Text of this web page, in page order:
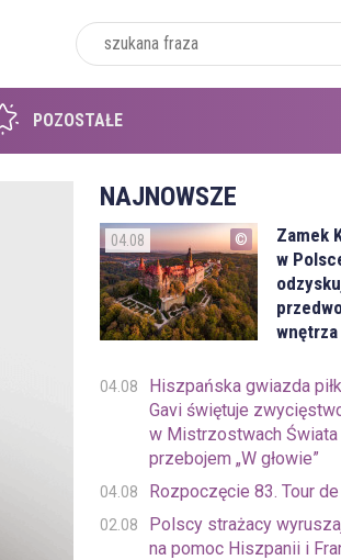
POZOSTAŁE
NAJNOWSZE
04.08
Zamek
w
wnętrza
04.08
Hiszpańska gwiazda
Gavi świętuje
w Mistrzostwach
przebojem „W głowie”
04.08 Rozpoczęcie 83. Tour
02.08
Polscy strażacy
na pomoc Hiszpanii i